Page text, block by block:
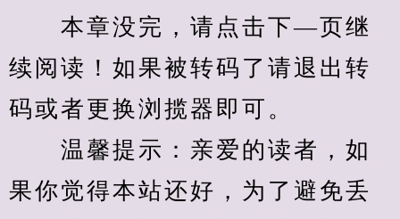
本章没完，请点击下—页继
续阅读！如果被转码了请退出转
码或者更换浏揽器即可。
温馨提示：亲爱的读者，如
果你觉得本站还好，为了避免丢